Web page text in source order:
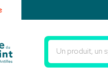
Pharmacie du Rond Point